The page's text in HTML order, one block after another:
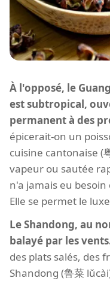
À l'opposé, le
est subtropical,
permanent à des
épicerait-on un
cuisine cantonaise (
vapeur ou sautée
n'a jamais eu
Elle se permet le
Le Shandong, au
balayé par les
des plats salés, des
Shandong (鲁菜